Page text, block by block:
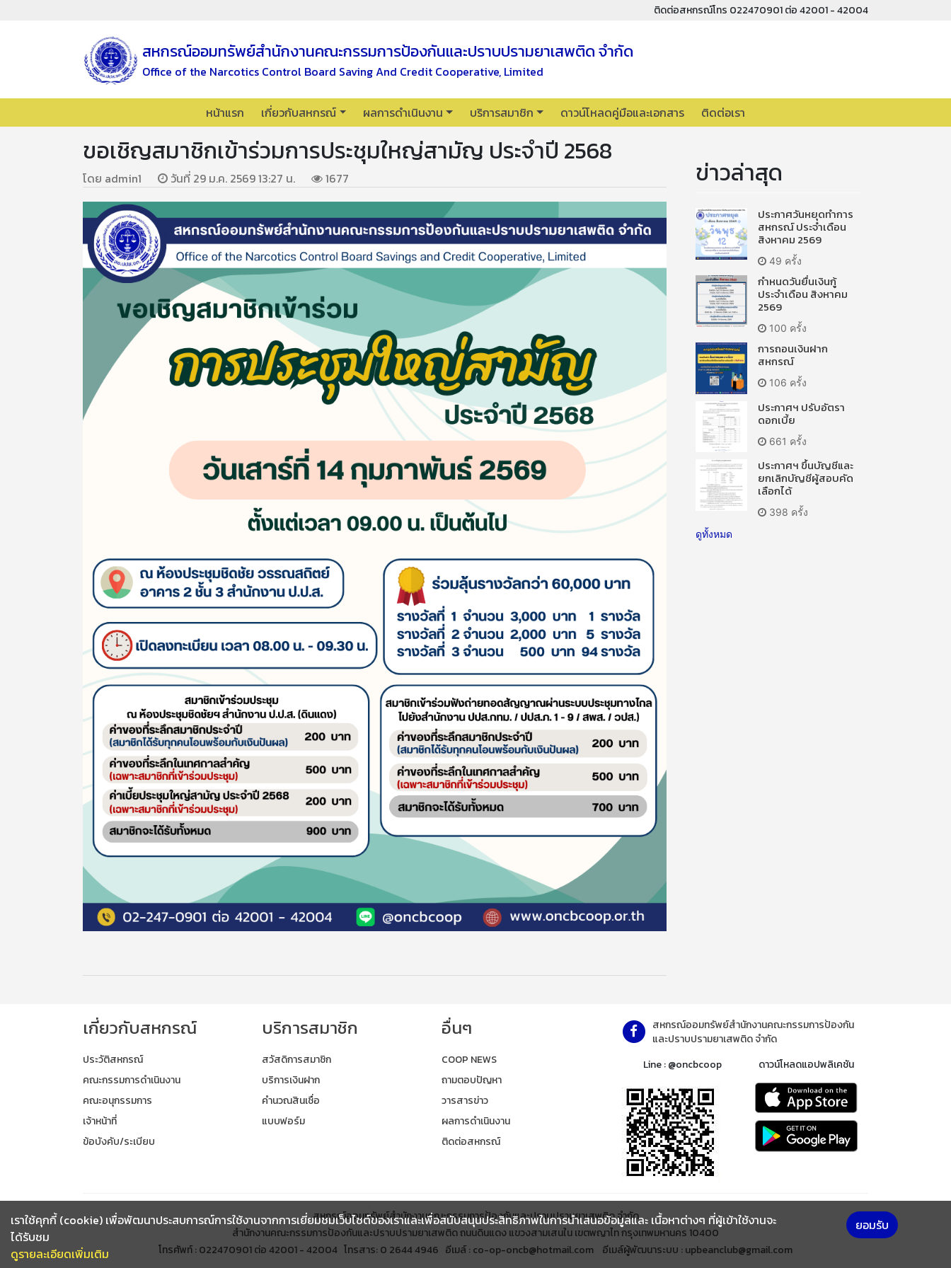
ติดต่อสหกรณ์โทร 022470901 ต่อ 42001 - 42004
สหกรณ์ออมทรัพย์สำนักงานคณะกรรมการป้องกันและปราบปรามยาเสพติด จำกัด
Office of the Narcotics Control Board Saving And Credit Cooperative, Limited
หน้าแรก เกี่ยวกับสหกรณ์ ผลการดำเนินงาน บริการสมาชิก ดาวน์โหลดคู่มือและเอกสาร ติดต่อเรา
ขอเชิญสมาชิกเข้าร่วมการประชุมใหญ่สามัญ ประจำปี 2568
โดย admin1 วันที่ 29 ม.ค. 2569 13:27 น. 1677 ข่าวล่าสุด
ประกาศวันหยุดทำการ
สหกรณ์ ประจำเดือน
สิงหาคม 2569
49 ครั้ง
กำหนดวันยื่นเงินกู้
ประจำเดือน สิงหาคม
2569
100 ครั้ง
การถอนเงินฝาก
สหกรณ์
106 ครั้ง
ประกาศฯ ปรับอัตรา
ดอกเบี้ย
661 ครั้ง
ประกาศฯ ขึ้นบัญชีและ
ยกเลิกบัญชีผู้สอบคัด
เลือกได้
398 ครั้ง
ดูทั้งหมด
เกี่ยวกับสหกรณ์
ประวัติสหกรณ์
คณะกรรมการดำเนินงาน
คณะอนุกรรมการ
เจ้าหน้าที่
ข้อบังคับ/ระเบียบ
บริการสมาชิก
สวัสดิการสมาชิก
บริการเงินฝาก
คำนวณสินเชื่อ
แบบฟอร์ม
อื่นๆ
COOP NEWS
ถามตอบปัญหา
วารสารข่าว
ผลการดำเนินงาน
ติดต่อสหกรณ์
สหกรณ์ออมทรัพย์สำนักงานคณะกรรมการป้องกัน
และปราบปรามยาเสพติด จำกัด
Line : @oncbcoop
ดาวน์โหลดแอปพลิเคชัน
สหกรณ์ออมทรัพย์สำนักงานคณะกรรมการป้องกันและปราบปรามยาเสพติด จำกัด
สำนักงานคณะกรรมการป้องกันและปราบปรามยาเสพติด ถนนดินแดง แขวงสามเสนใน เขตพญาไท กรุงเทพมหานคร 10400
โทรศัพท์ : 022470901 ต่อ 42001 - 42004 โทรสาร: 0 2644 4946 อีเมล์ : co-op-oncb@hotmail.com อีเมล์ผู้พัฒนาระบบ : upbeanclub@gmail.com
เราใช้คุกกี้ (cookie) เพื่อพัฒนาประสบการณ์การใช้งานจากการเยี่ยมชมเว็บไซต์ของเราและเพื่อสนับสนุนประสิทธิภาพในการนำเสนอข้อมูลและ เนื้อหาต่างๆ ที่ผู้เข้าใช้งานจะ
ได้รับชม
ดูรายละเอียดเพิ่มเติม
ยอมรับ